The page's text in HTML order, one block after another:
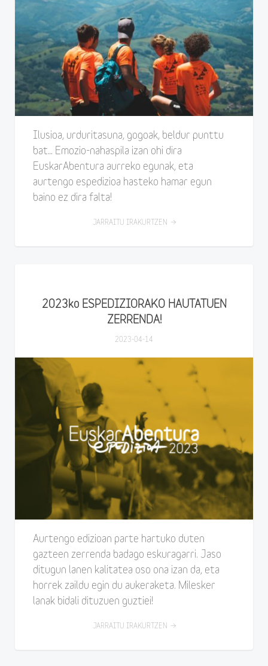
Ilusioa, urduritasuna, gogoak, beldur punttu
bat… Emozio-nahaspila izan ohi dira
EuskarAbentura aurreko egunak, eta
aurtengo espedizioa hasteko hamar egun
baino ez dira falta!
JARRAITU IRAKURTZEN
2023ko ESPEDIZIORAKO HAUTATUEN
ZERRENDA!
2023-04-14
Aurtengo edizioan parte hartuko duten
gazteen zerrenda badago eskuragarri. Jaso
ditugun lanen kalitatea oso ona izan da, eta
horrek zaildu egin du aukeraketa. Milesker
lanak bidali dituzuen guztiei!
JARRAITU IRAKURTZEN